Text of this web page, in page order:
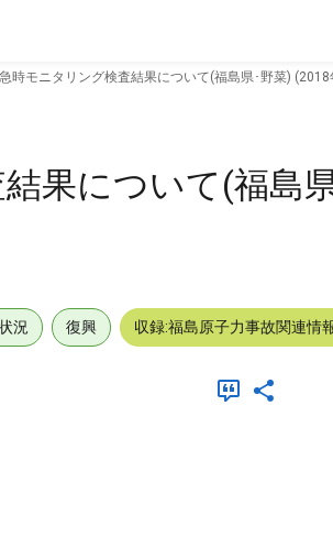
時モニタリング検査結果について(福島県･野菜)
果について(福島
況 復興 収録:福島原子力事故関連情